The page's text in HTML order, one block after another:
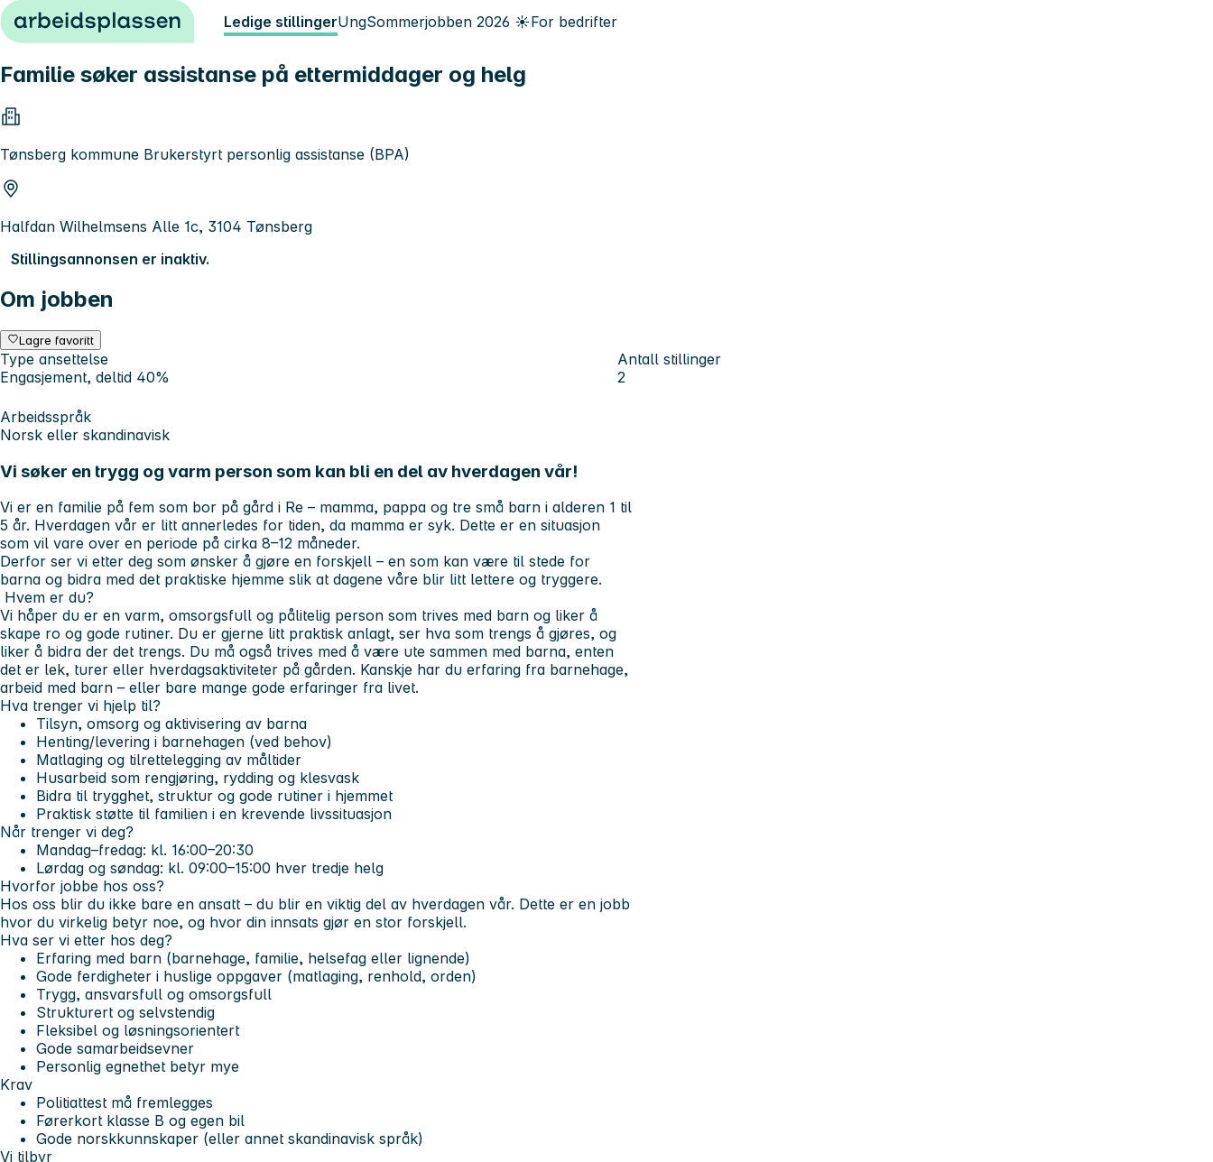
Hopp til innhold Ledige stillingerUngSommerjobben 2026 ☀️For bedrifter
Familie søker assistanse på ettermiddager og helg
Tønsberg kommune Brukerstyrt personlig assistanse (BPA)
Halfdan Wilhelmsens Alle 1c, 3104 Tønsberg
Stillingsannonsen er inaktiv.
Om jobben
Lagre favoritt
Type ansettelse
Engasjement, deltid 40%
Antall stillinger
2
Arbeidsspråk
Norsk eller skandinavisk
Vi søker en trygg og varm person som kan bli en del av hverdagen vår!
Vi er en familie på fem som bor på gård i Re – mamma, pappa og tre små barn i alderen 1 til
5 år. Hverdagen vår er litt annerledes for tiden, da mamma er syk. Dette er en situasjon
som vil vare over en periode på cirka 8–12 måneder.
Derfor ser vi etter deg som ønsker å gjøre en forskjell – en som kan være til stede for
barna og bidra med det praktiske hjemme slik at dagene våre blir litt lettere og tryggere.
Hvem er du?
Vi håper du er en varm, omsorgsfull og pålitelig person som trives med barn og liker å
skape ro og gode rutiner. Du er gjerne litt praktisk anlagt, ser hva som trengs å gjøres, og
liker å bidra der det trengs. Du må også trives med å være ute sammen med barna, enten
det er lek, turer eller hverdagsaktiviteter på gården. Kanskje har du erfaring fra barnehage,
arbeid med barn – eller bare mange gode erfaringer fra livet.
Hva trenger vi hjelp til?
Tilsyn, omsorg og aktivisering av barna
Henting/levering i barnehagen (ved behov)
Matlaging og tilrettelegging av måltider
Husarbeid som rengjøring, rydding og klesvask
Bidra til trygghet, struktur og gode rutiner i hjemmet
Praktisk støtte til familien i en krevende livssituasjon
Når trenger vi deg?
Mandag–fredag: kl. 16:00–20:30
Lørdag og søndag: kl. 09:00–15:00 hver tredje helg
Hvorfor jobbe hos oss?
Hos oss blir du ikke bare en ansatt – du blir en viktig del av hverdagen vår. Dette er en jobb
hvor du virkelig betyr noe, og hvor din innsats gjør en stor forskjell.
Hva ser vi etter hos deg?
Erfaring med barn (barnehage, familie, helsefag eller lignende)
Gode ferdigheter i huslige oppgaver (matlaging, renhold, orden)
Trygg, ansvarsfull og omsorgsfull
Strukturert og selvstendig
Fleksibel og løsningsorientert
Gode samarbeidsevner
Personlig egnethet betyr mye
Krav
Politiattest må fremlegges
Førerkort klasse B og egen bil
Gode norskkunnskaper (eller annet skandinavisk språk)
Vi tilbyr